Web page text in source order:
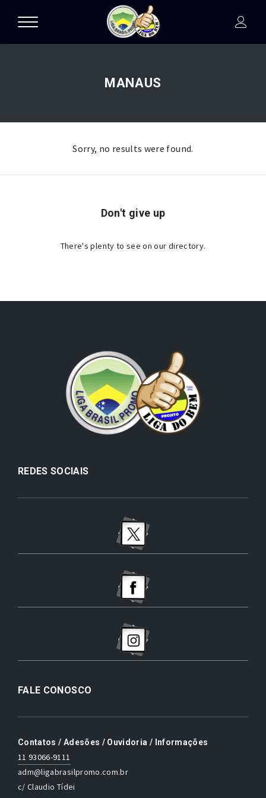
MANAUS
Sorry, no results were found.
Don't give up
There's plenty to see on our directory.
REDES SOCIAIS
FALE CONOSCO
Contatos / Adesões / Ouvidoria / Informações
11 93066-9111
adm@ligabrasilpromo.com.br
c/ Claudio Tídei